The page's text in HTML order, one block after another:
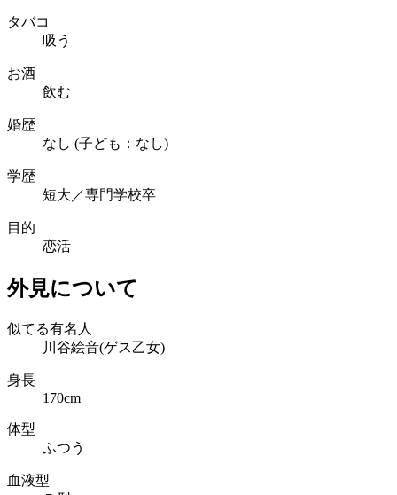
タバコ
吸う
お酒
飲む
婚歴
なし (子ども：なし)
学歴
短大／専門学校卒
目的
恋活
外見について
似てる有名人
川谷絵音(ゲス乙女)
身長
170cm
体型
ふつう
血液型